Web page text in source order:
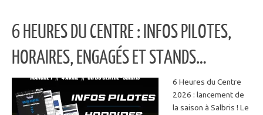
6 HEURES DU CENTRE : INFOS PILOTES,
HORAIRES, ENGAGÉS ET STANDS…
6 Heures du Centre
2026 : lancement de
la saison à Salbris ! Le